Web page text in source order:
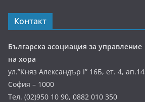
Контакт
Българска асоциация за управление
на хора
ул.”Княз Александър І” 16Б, ет. 4, ап.14
София – 1000
Тел. (02)950 10 90, 0882 010 350